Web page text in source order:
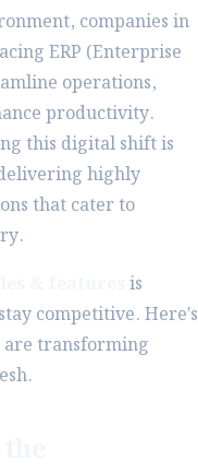
companies in
ERP (Enterprise
operations,
productivity.
this digital shift is
highly
that cater to
is
competitive. Here's
are transforming